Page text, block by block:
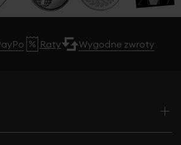
Raty Wygodne zwroty